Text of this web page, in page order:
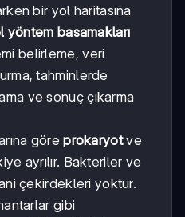
bir yol haritasına
yöntem basamakları
belirleme, veri
tahminlerde
ve sonuç çıkarma
göreprokaryotve
ayrılır. Bakteriler ve
çekirdekleri yoktur.
gibi